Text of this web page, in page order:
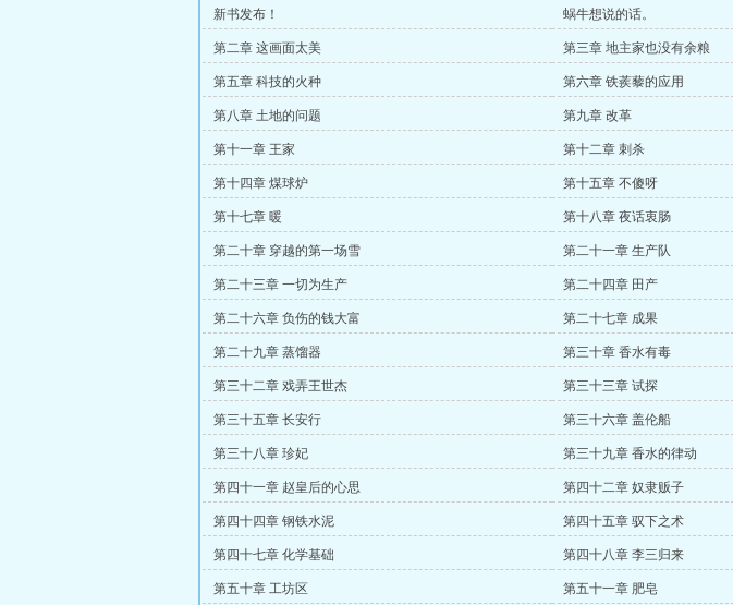
新书发布！ 蜗牛想说的话。
第二章 这画面太美 第三章 地主家也没有余粮
第五章 科技的火种 第六章 铁蒺藜的应用
第八章 土地的问题 第九章 改革
第十一章 王家 第十二章 刺杀
第十四章 煤球炉 第十五章 不傻呀
第十七章 暖 第十八章 夜话衷肠
第二十章 穿越的第一场雪 第二十一章 生产队
第二十三章 一切为生产 第二十四章 田产
第二十六章 负伤的钱大富 第二十七章 成果
第二十九章 蒸馏器 第三十章 香水有毒
第三十二章 戏弄王世杰 第三十三章 试探
第三十五章 长安行 第三十六章 盖伦船
第三十八章 珍妃 第三十九章 香水的律动
第四十一章 赵皇后的心思 第四十二章 奴隶贩子
第四十四章 钢铁水泥 第四十五章 驭下之术
第四十七章 化学基础 第四十八章 李三归来
第五十章 工坊区 第五十一章 肥皂